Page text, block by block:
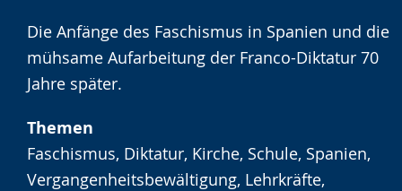
Gebärdensprache
wird
angezeigt.
Die Anfänge des Faschismus in Spanien und die
mühsame Aufarbeitung der Franco-Diktatur 70
Jahre später.
Themen
Faschismus, Diktatur, Kirche, Schule, Spanien,
Vergangenheitsbewältigung, Lehrkräfte,